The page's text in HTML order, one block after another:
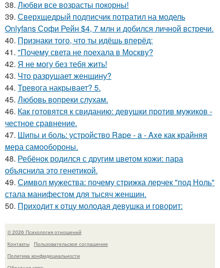
38. Любви все возрасты покорны!
39. Сверхщедрый подписчик потратил на модель
Onlyfans Софи Рейн $4, 7 млн и добился личной встречи.
40. Признаки того, что ты идёшь вперёд:
41. "Почему света не поехала в Москву?
42. Я не могу без тебя жить!
43. Что разрушает женщину?
44. Тревога накрывает? 5.
45. Любовь вопреки слухам.
46. Как готовятся к свиданию: девушки против мужиков -
честное сравнение.
47. Шипы и боль: устройство Rape - a - Axe как крайняя
мера самообороны.
48. Ребёнок родился с другим цветом кожи: пара
объяснила это генетикой.
49. Символ мужества: почему стрижка лерчек "под Ноль"
стала манифестом для тысяч женщин.
50. Приходит к отцу молодая девушка и говорит:
© 2026 Психология отношений
Контакты
Пользовательское соглашение
Политика конфидециальности